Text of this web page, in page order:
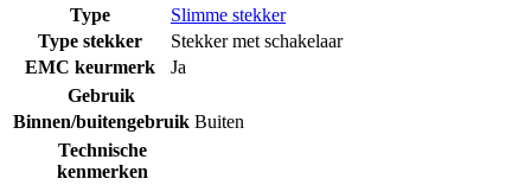
Type
Slimme stekker
Type stekker
Stekker met schakelaar
EMC keurmerk
Ja
Gebruik
Binnen/buitengebruik Buiten
Technische
kenmerken